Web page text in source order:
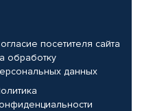
посетителя сайта
обработку
данных